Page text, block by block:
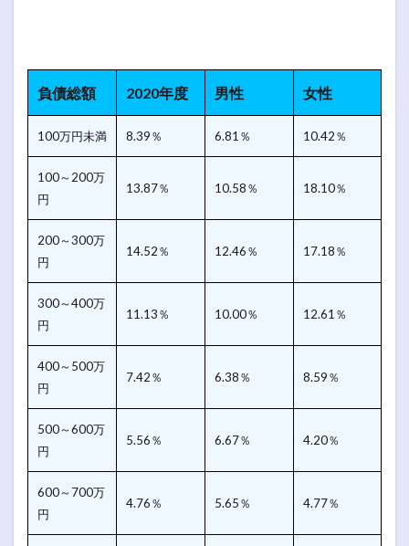
負債総額 2020年度 男性 女性
100万円未満 8.39％ 6.81％ 10.42％
100～200万
円
13.87％ 10.58％ 18.10％
200～300万
円
14.52％ 12.46％ 17.18％
300～400万
円
11.13％ 10.00％ 12.61％
400～500万
円
7.42％ 6.38％ 8.59％
500～600万
円
5.56％ 6.67％ 4.20％
600～700万
円
4.76％ 5.65％ 4.77％